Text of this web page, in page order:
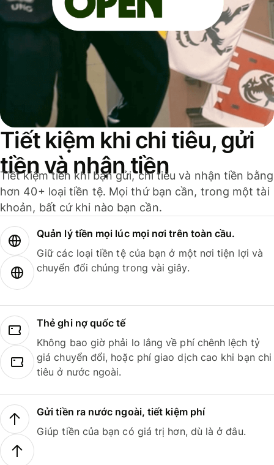
Tiết kiệm khi chi tiêu, gửi
tiền và nhận tiền
Tiết kiệm tiền khi bạn gửi, chi tiêu và nhận tiền bằng
hơn 40+ loại tiền tệ. Mọi thứ bạn cần, trong một tài
khoản, bất cứ khi nào bạn cần.
Quản lý tiền mọi lúc mọi nơi trên toàn cầu.
Giữ các loại tiền tệ của bạn ở một nơi tiện lợi và
chuyển đổi chúng trong vài giây.
Thẻ ghi nợ quốc tế
Không bao giờ phải lo lắng về phí chênh lệch tỷ
giá chuyển đổi, hoặc phí giao dịch cao khi bạn chi
tiêu ở nước ngoài.
Gửi tiền ra nước ngoài, tiết kiệm phí
Giúp tiền của bạn có giá trị hơn, dù là ở đâu.